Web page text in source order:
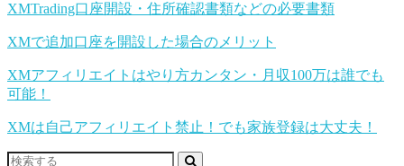
XMTrading口座開設・住所確認書類などの必要書類
XMで追加口座を開設した場合のメリット
XMアフィリエイトはやり方カンタン・月収100万は誰でも
可能！
XMは自己アフィリエイト禁止！でも家族登録は大丈夫！